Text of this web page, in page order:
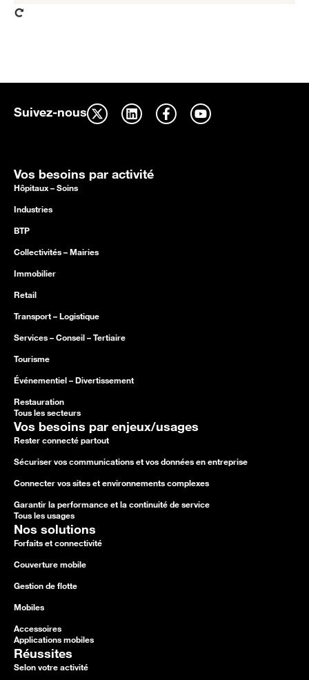
Suivez-nous
Vos besoins par activité
Hôpitaux – Soins
Industries
BTP
Collectivités – Mairies
Immobilier
Retail
Transport – Logistique
Services – Conseil – Tertiaire
Tourisme
Événementiel – Divertissement
Restauration
Tous les secteurs
Vos besoins par enjeux/usages
Rester connecté partout
Sécuriser vos communications et vos données en entreprise
Connecter vos sites et environnements complexes
Garantir la performance et la continuité de service
Tous les usages
Nos solutions
Forfaits et connectivité
Couverture mobile
Gestion de flotte
Mobiles
Accessoires
Applications mobiles
Réussites
Selon votre activité